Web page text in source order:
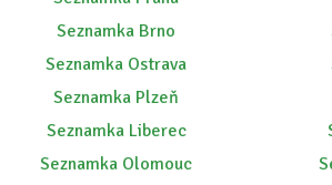
Seznamka Brno
Seznamka Ostrava
Seznamka Plzeň
Seznamka Liberec
Seznamka Olomouc